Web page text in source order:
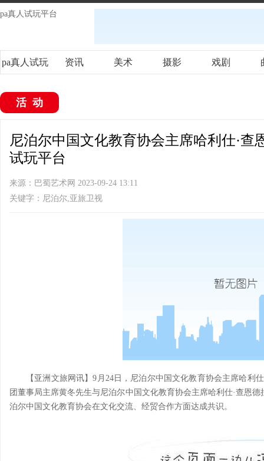
pa真人试玩平台
pa真人试玩 资讯 美术 摄影 戏剧
活动
尼泊尔中国文化教育协会主席哈利仕·查
试玩平台
来源：巴蜀艺术网 2023-09-24 13:11
关键字：尼泊尔,亚旅卫视
【亚洲文旅网讯】9月24日，尼泊尔中国文化教育协会主席哈利
团董事局主席黄冬先生与尼泊尔中国文化教育协会主席哈利仕·查恩
泊尔中国文化教育协会在文化交流、经贸合作方面达成共识。